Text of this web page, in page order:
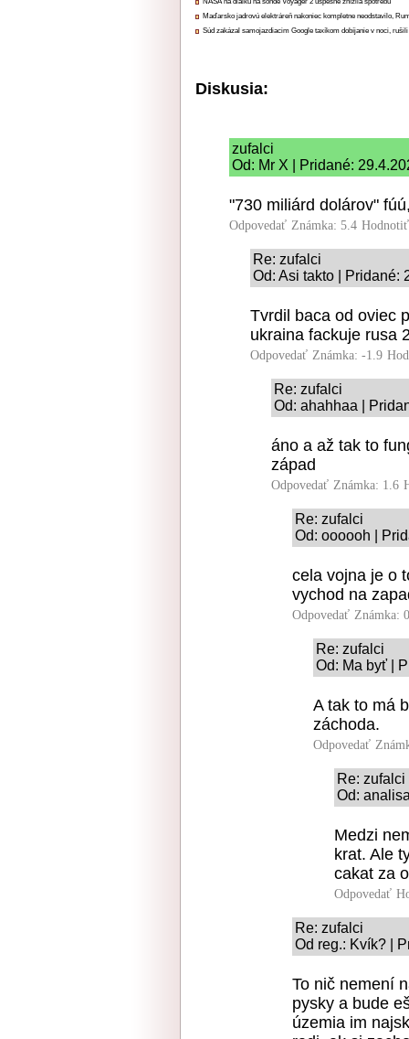
Maďarsko jadrovú elektráreň nakoniec kompletne neodstavilo,
Súd zakázal samojazdiacim Google taxíkom dobíjanie v noci,
Diskusia:
zufalci
Od: Mr X | Pridané:
"730 miliárd dolárov"
Odpovedať Známka: 5.4
Re: zufalci
Od: Asi takto | Pridané:
Tvrdil baca od oviec
ukraina fackuje rusa
Odpovedať Známka: -1.9
Re: zufalci
Od: ahahhaa |
áno a až tak to
západ
Odpovedať Známka: 1.6
Re: zufalci
Od: oooooh |
cela vojna je o
vychod na
Odpovedať Známka:
Re: zufalci
Od: Ma byť |
A tak to má
záchoda.
Odpovedať
Re: zufalci
Od:
Medzi
krat. Ale
cakat za
Odpovedať
Re: zufalci
Od reg.: Kvík? |
To nič nemení
pysky a bude
územia im